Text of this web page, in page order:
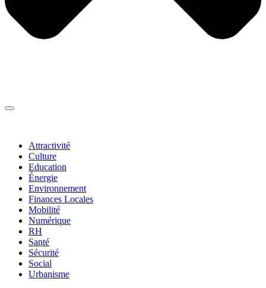
Attractivité
Culture
Education
Énergie
Environnement
Finances Locales
Mobilité
Numérique
RH
Santé
Sécurité
Social
Urbanisme